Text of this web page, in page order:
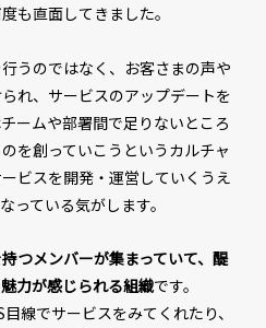
も直面してきました。
うのではなく、お客さまの声や
れ、サービスのアップデートを
ームや部署間で足りないところ
を創っていこうというカルチャ
ビスを開発・運営していくうえ
っている気がします。
つメンバーが集まっていて、醍
力が感じられる組織です。
線でサービスをみてくれたり、